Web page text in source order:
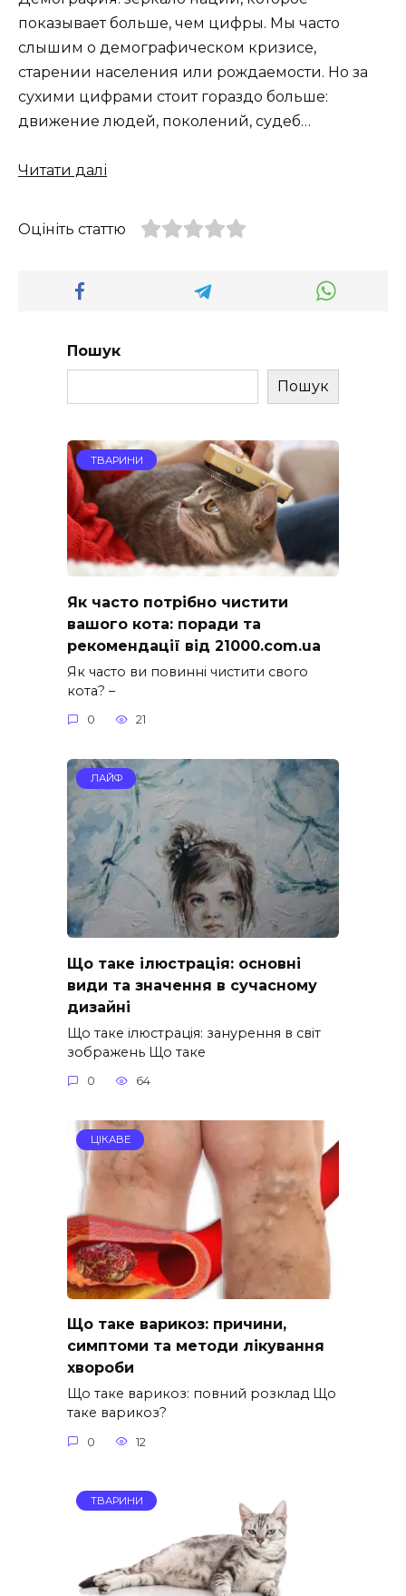
показывает больше, чем цифры. Мы часто
слышим о демографическом кризисе,
старении населения или рождаемости. Но за
сухими цифрами стоит гораздо больше:
движение людей, поколений, судеб…
Читати далі
Оцініть статтю
Пошук
Пошук
ТВАРИНИ
Як часто потрібно чистити
вашого кота: поради та
рекомендації від 21000.com.ua
Як часто ви повинні чистити свого
кота? –
0 21
ЛАЙФ
Що таке ілюстрація: основні
види та значення в сучасному
дизайні
Що таке ілюстрація: занурення в світ
зображень Що таке
0 64
ЦІКАВЕ
Що таке варикоз: причини,
симптоми та методи лікування
хвороби
Що таке варикоз: повний розклад Що
таке варикоз?
0 12
ТВАРИНИ